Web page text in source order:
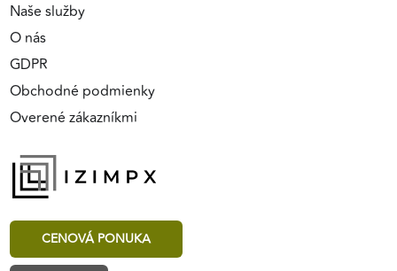
Naše služby
O nás
GDPR
Obchodné podmienky
Overené zákazníkmi
CENOVÁ PONUKA